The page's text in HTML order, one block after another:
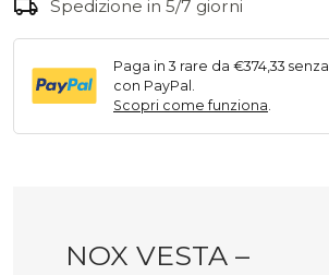
NOX VESTA –
possono
essere
scelte
nella
pagina
del
local_shipping Spedizione in 5/7 giorni
Paga in 3 rare da €374,33
con PayPal.
Scopri come funziona